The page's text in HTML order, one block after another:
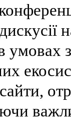
умовах